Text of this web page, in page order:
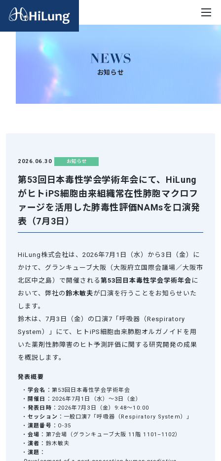
お知らせ
2026.06.30 お知らせ
第53回日本毒性学会学術年会にて、HiLung
がヒトiPS細胞由来組織常在性肺胞マクロフ
ァージを活用した肺毒性評価NAMsを口演発
表（7月3日）
HiLung株式会社は、2026年7月1日（水）から3日（金）に
かけて、グランキューブ大阪（大阪府立国際会議場／大阪市
北区中之島）で開催される 第53回日本毒性学会学術年会 に
おいて、弊社の鈴木敏夫が口演を行うことをお知らせいた
します。
鈴木は、7月3日（金）の口演7「呼吸器（Respiratory
System）」にて、ヒトiPS細胞由来肺胞オルガノイドを用
いた薬剤性肺障害のヒト予測評価に関する研究開発の成果
を概説します。
発表概要
•学会名
：第53回日本毒性学会学術年会
•
開催日
：2026年7月1日（水）～3日（金）
• 発表日時 ：2026年7月3日（金）9:48～10:00
•セッション ：一般口演7「呼吸器（Respiratory System）」
•演題番号 ：O-35
•会場 ：第7会場（グランキューブ大阪 11階 1101–1102）
•演者 ：鈴木敏夫
•演題 ：